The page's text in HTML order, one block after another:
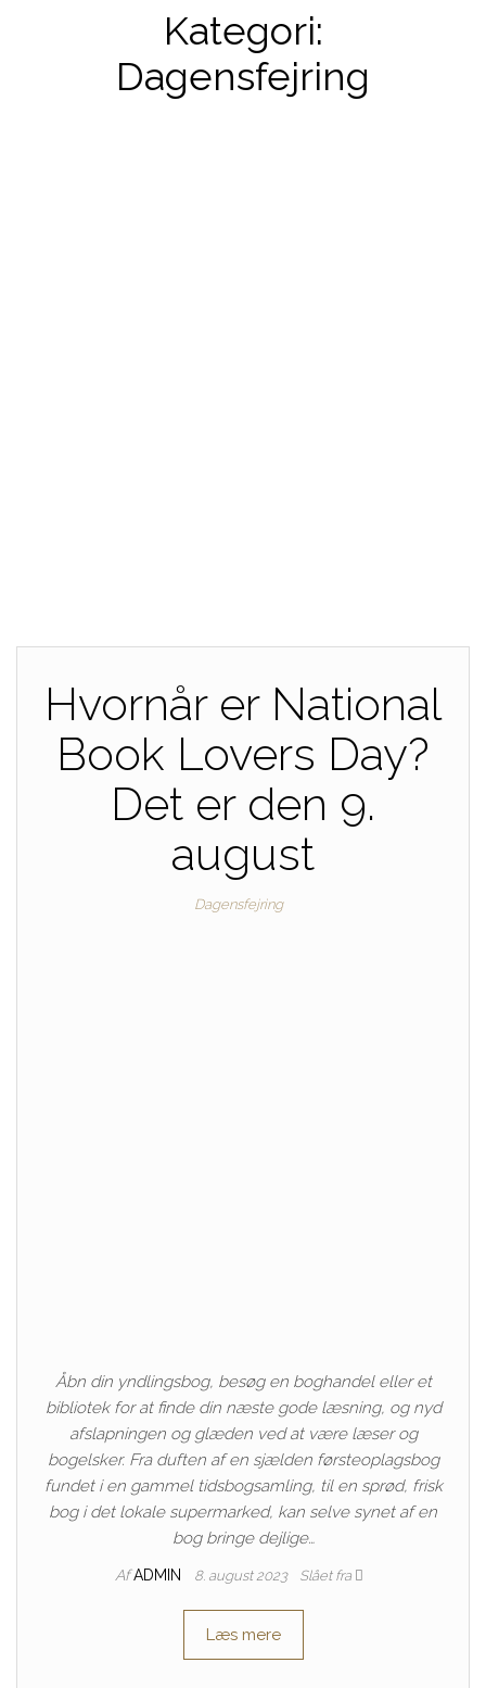
Kategori:
Dagensfejring
Hvornår er National
Book Lovers Day?
Det er den 9.
august
Dagensfejring
Åbn din yndlingsbog, besøg en boghandel eller et
bibliotek for at finde din næste gode læsning, og nyd
afslapningen og glæden ved at være læser og
bogelsker. Fra duften af ​​en sjælden førsteoplagsbog
fundet i en gammel tidsbogsamling, til en sprød, frisk
bog i det lokale supermarked, kan selve synet af en
bog bringe dejlige…
Af ADMIN 8. august 2023 Slået fra
Læs mere